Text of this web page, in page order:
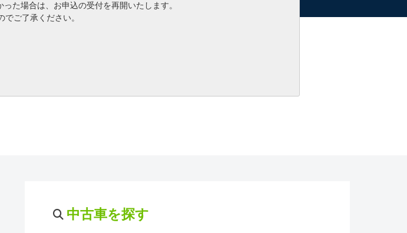
た場合は、お申込の受付を再開いたします。
ご了承ください。
中古車を探す